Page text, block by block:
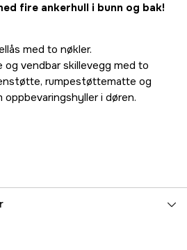
fire ankerhull i bunn og bak!
med to nøkler.
vendbar skillevegg med to
rumpestøttematte og
i døren.